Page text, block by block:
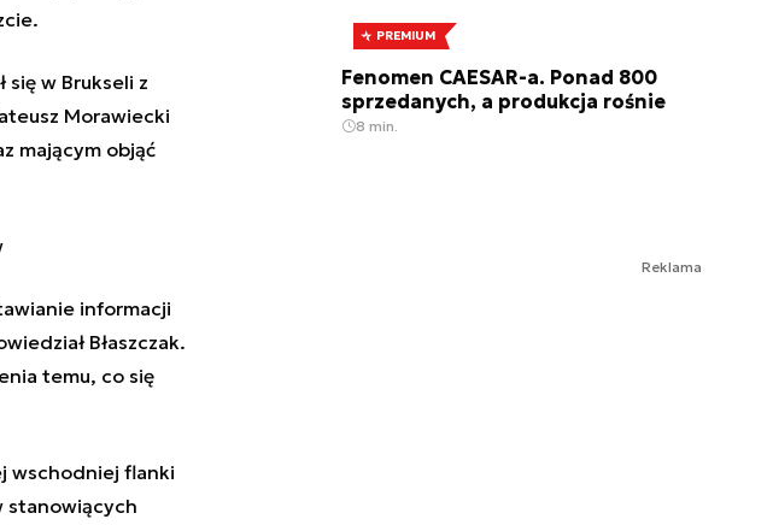
w Brukseli z
Morawiecki
mającym objąć
informacji
Błaszczak.
temu, co się
wschodniej flanki
stanowiących
PREMIUM
Fenomen CAESAR-a. Ponad 800
sprzedanych, a produkcja rośnie
8 min.
Reklama